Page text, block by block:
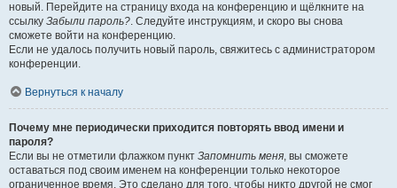
новый. Перейдите на страницу входа на конференцию и щёлкните на
ссылку Забыли пароль?. Следуйте инструкциям, и скоро вы снова
сможете войти на конференцию.
Если не удалось получить новый пароль, свяжитесь с администратором
конференции.
Вернуться к началу
Почему мне периодически приходится повторять ввод имени и
пароля?
Если вы не отметили флажком пункт Запомнить меня, вы сможете
оставаться под своим именем на конференции только некоторое
ограниченное время. Это сделано для того, чтобы никто другой не смог